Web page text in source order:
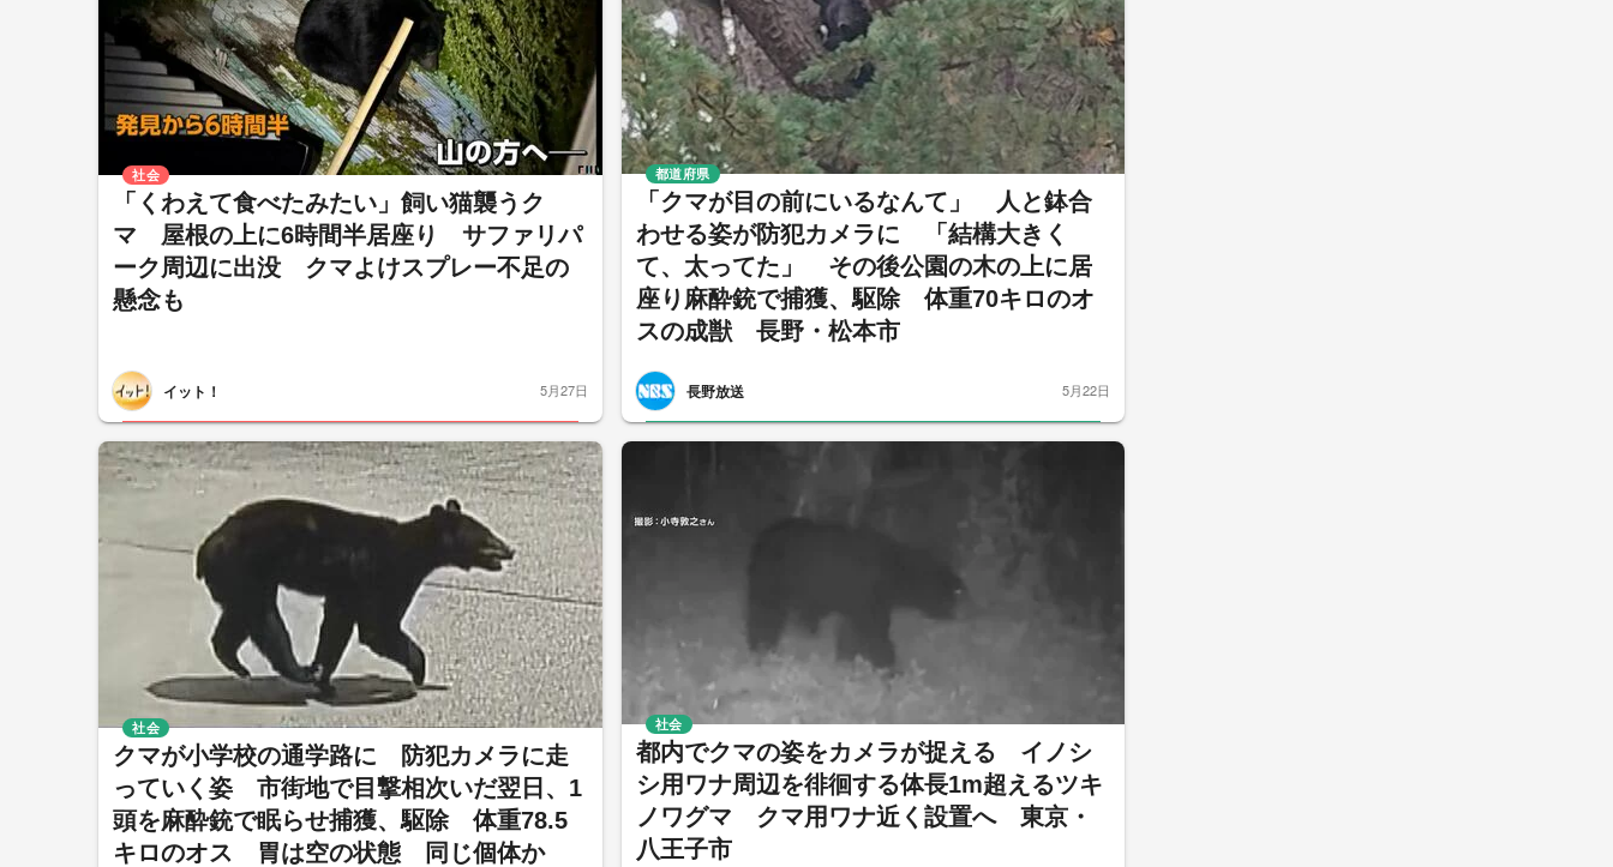
「くわえて食べたみたい」飼い猫襲うク
マ 屋根の上に6時間半居座り サファリパ
ーク周辺に出没 クマよけスプレー不足の
懸念も
イット！
社会
5月27日
「クマが目の前にいるなんて」 人と鉢合
わせる姿が防犯カメラに 「結構大きく
て、太ってた」 その後公園の木の上に居
座り麻酔銃で捕獲、駆除 体重70キロのオ
スの成獣 長野・松本市
長野放送
都道府県
5月22日
クマが小学校の通学路に 防犯カメラに走
っていく姿 市街地で目撃相次いだ翌日、1
頭を麻酔銃で眠らせ捕獲、駆除 体重78.5
キロのオス 胃は空の状態 同じ個体か
社会
都内でクマの姿をカメラが捉える イノシ
シ用ワナ周辺を徘徊する体長1m超えるツキ
ノワグマ クマ用ワナ近く設置へ 東京・
八王子市
社会